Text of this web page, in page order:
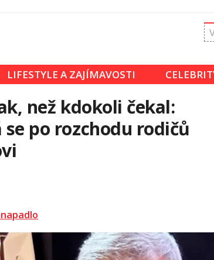
LIFESTYLE A ZAJÍMAVOSTI
než kdokoli čekal:
po rozchodu rodičů